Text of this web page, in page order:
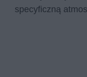
specyficzną